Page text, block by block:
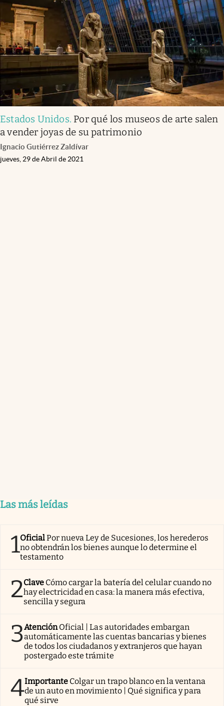
Infotechnology
Clase
Clima
Mundial 2026
El Cronista Studio
Mediakit
abre en nueva pestaña
Argentina
Estados Unidos. Por qué los museos de arte salen
a vender joyas de su patrimonio
Ignacio Gutiérrez Zaldívar
jueves, 29 de Abril de 2021
Las más leídas
1OficialPor nueva Ley de Sucesiones, los herederos
no obtendrán los bienes aunque lo determine el
testamento
2Clave Cómo cargar la batería del celular cuando no
hay electricidad en casa: la manera más efectiva,
sencilla y segura
3AtenciónOficial | Las autoridades embargan
automáticamente las cuentas bancarias y bienes
de todos los ciudadanos y extranjeros que hayan
postergado este trámite
4Importante Colgar un trapo blanco en la ventana
de un auto en movimiento | Qué significa y para
qué sirve